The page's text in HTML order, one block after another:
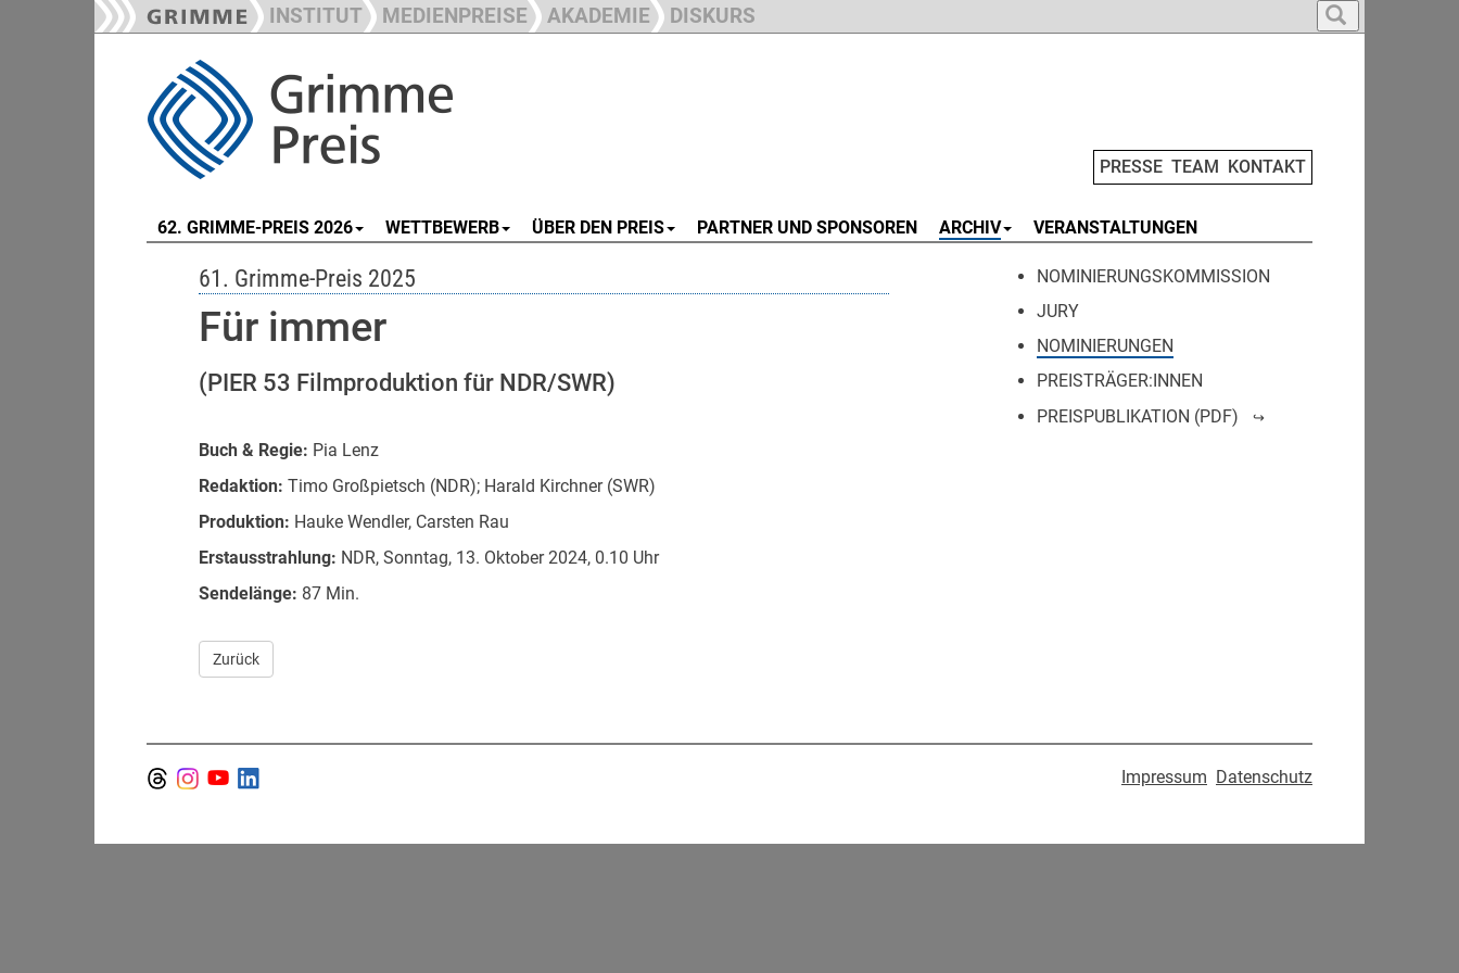
INSTITUT MEDIENPREISE AKADEMIE DISKURS
PRESSE TEAM KONTAKT
62. GRIMME-PREIS 2026 WETTBEWERB ÜBER DEN PREIS PARTNER UND SPONSOREN ARCHIV VERANSTALTUNGEN
61. Grimme-Preis 2025
Für immer
(PIER 53 Filmproduktion für NDR/SWR)
Buch & Regie: Pia Lenz
Redaktion: Timo Großpietsch (NDR); Harald Kirchner (SWR)
Produktion: Hauke Wendler, Carsten Rau
Erstausstrahlung: NDR, Sonntag, 13. Oktober 2024, 0.10 Uhr
Sendelänge: 87 Min.
Zurück
NOMINIERUNGSKOMMISSION
JURY
NOMINIERUNGEN
PREISTRÄGER:INNEN
PREISPUBLIKATION (PDF)
Impressum Datenschutz